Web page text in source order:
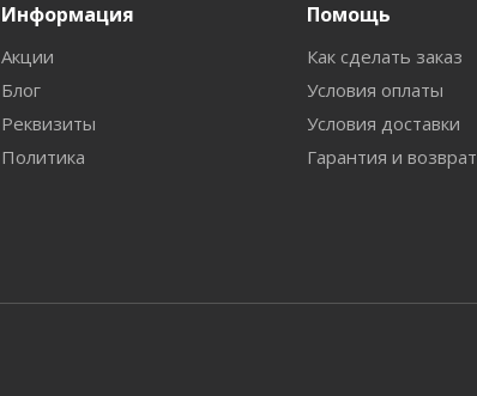
Информация
Акции
Блог
Реквизиты
Политика
Помощь
Как сделать заказ
Условия оплаты
Условия доставки
Гарантия и возврат